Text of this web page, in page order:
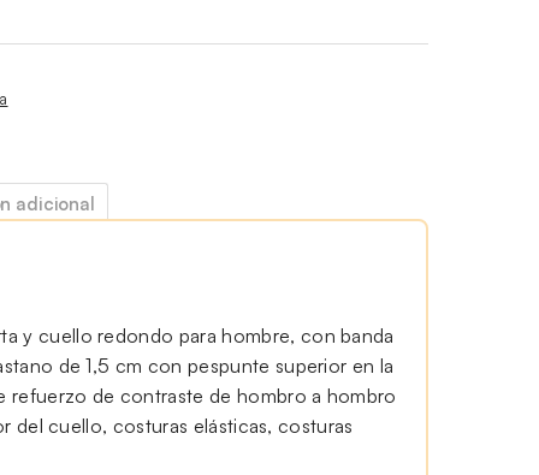
adicional
y cuello redondo para hombre, con banda
de 1,5 cm con pespunte superior en la
refuerzo de contraste de hombro a hombro
del cuello, costuras elásticas, costuras